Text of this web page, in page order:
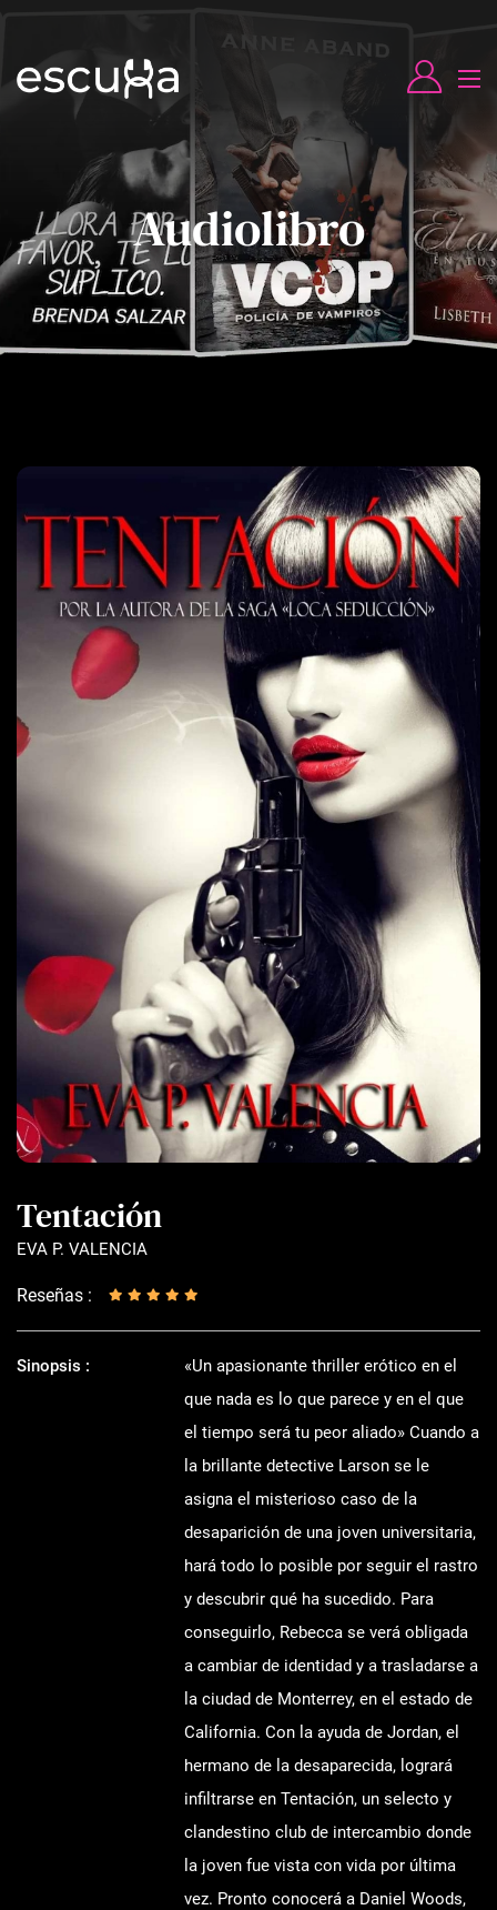
Audiolibro
Tentación
EVA P. VALENCIA
Reseñas :
Sinopsis :
«Un apasionante thriller erótico en el
que nada es lo que parece y en el que
el tiempo será tu peor aliado» Cuando a
la brillante detective Larson se le
asigna el misterioso caso de la
desaparición de una joven universitaria,
hará todo lo posible por seguir el rastro
y descubrir qué ha sucedido. Para
conseguirlo, Rebecca se verá obligada
a cambiar de identidad y a trasladarse a
la ciudad de Monterrey, en el estado de
California. Con la ayuda de Jordan, el
hermano de la desaparecida, logrará
infiltrarse en Tentación, un selecto y
clandestino club de intercambio donde
la joven fue vista con vida por última
vez. Pronto conocerá a Daniel Woods,